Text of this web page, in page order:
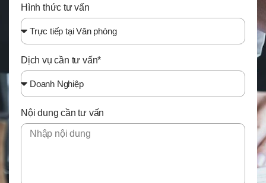
Hình thức tư vấn
Dịch vụ cần tư vấn*
Nội dung cần tư vấn